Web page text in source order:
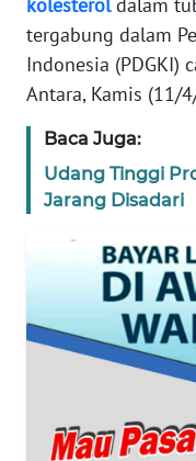
tergabung dalam
Indonesia (PDGKI)
Antara, Kamis (11/
Baca Juga:
Udang Tinggi
Jarang Disadari
Wahana
News
Regional
WN
SUMUT
JABAR